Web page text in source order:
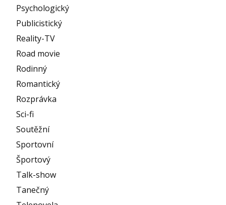
Psychologický
Publicistický
Reality-TV
Road movie
Rodinný
Romantický
Rozprávka
Sci-fi
Soutěžní
Sportovní
Športový
Talk-show
Tanečný